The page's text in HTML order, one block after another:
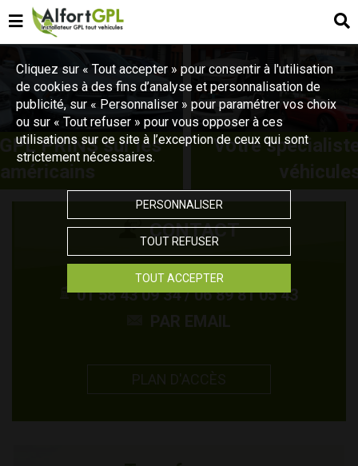
Votre spécialiste GPL PRINS sur les
véhicules américains
CONTACT
01 58 43 09 34 / 06 89 81 05 43
PAR EMAIL
PLAN D'ACCÈS
Cliquez sur « Tout accepter » pour consentir à l'utilisation
de cookies à des fins d’analyse et personnalisation de
publicité, sur « Personnaliser » pour paramétrer vos choix
ou sur « Tout refuser » pour vous opposer à ces
utilisations sur ce site à l’exception de ceux qui sont
strictement nécessaires.
PERSONNALISER
TOUT REFUSER
TOUT ACCEPTER